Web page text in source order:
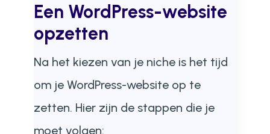
Een WordPress-website
opzetten
Na het kiezen van je niche is het tijd
om je WordPress-website op te
zetten. Hier zijn de stappen die je
moet volgen: